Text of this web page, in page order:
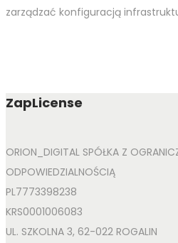
zarządzać konfiguracją
ZapLicense
ORION_DIGITAL SPÓŁKA Z
ODPOWIEDZIALNOŚCIĄ
PL7773398238
KRS0001006083
UL. SZKOLNA 3, 62-022 ROGALIN